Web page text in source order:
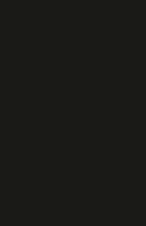
irá
do Timão iniciou
2008, como